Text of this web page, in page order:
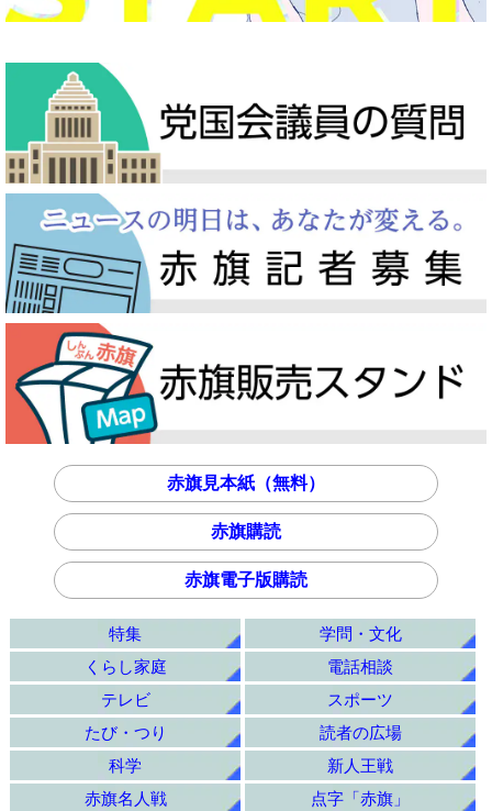
赤旗見本紙（無料）
赤旗購読
赤旗電子版購読
特集
学問・文化
くらし家庭
電話相談
テレビ
スポーツ
たび・つり
読者の広場
科学
新人王戦
赤旗名人戦
点字「赤旗」